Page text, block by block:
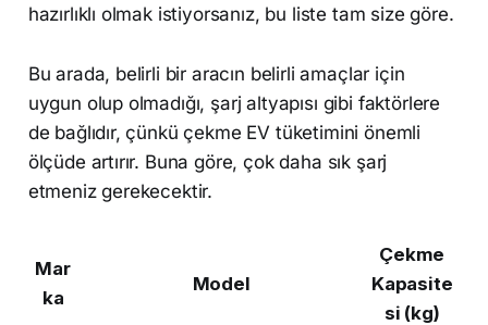
hazırlıklı olmak istiyorsanız, bu liste tam size göre.
Bu arada, belirli bir aracın belirli amaçlar için
uygun olup olmadığı, şarj altyapısı gibi faktörlere
de bağlıdır, çünkü çekme EV tüketimini önemli
ölçüde artırır. Buna göre, çok daha sık şarj
etmeniz gerekecektir.
Mar
ka
Model
Çekme
Kapasite
si (kg)